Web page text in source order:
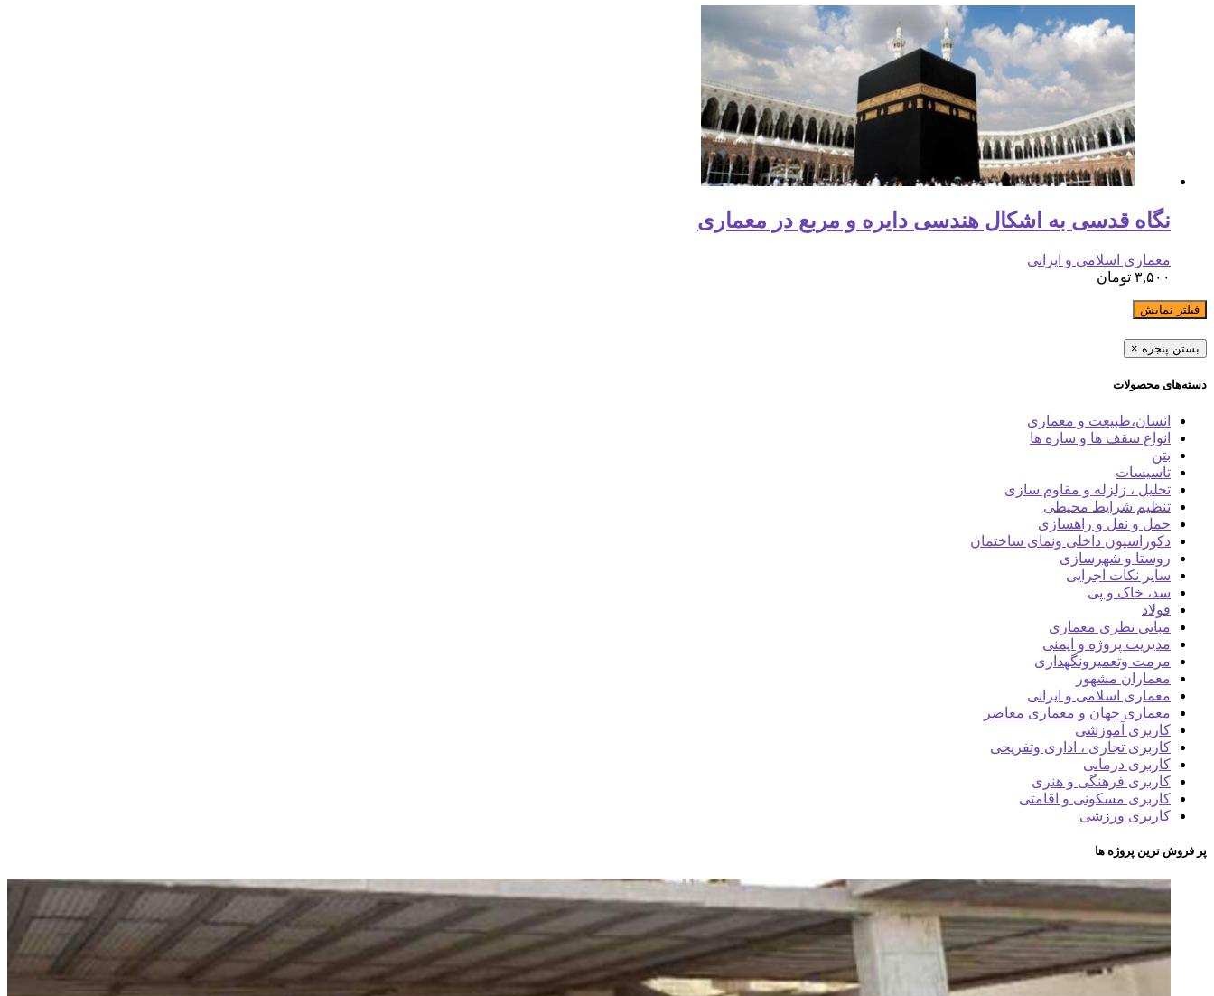
نگاه قدسی به اشکال هندسی دایره و مربع در معماری
معماری اسلامی و ایرانی
۳,۵۰۰ تومان
فیلتر نمایش
بستن پنجره ×
دسته‌های محصولات
انسان،طبیعت و معماری
انواع سقف ها و سازه ها
بتن
تاسیسات
تحلیل ، زلزله و مقاوم سازی
تنظیم شرایط محیطی
حمل و نقل و راهسازی
دکوراسیون داخلی ونمای ساختمان
روستا و شهرسازی
سایر نکات اجرایی
سد، خاک و پی
فولاد
مبانی نظری معماری
مدیریت پروژه و ایمنی
مرمت وتعمیرونگهداری
معماران مشهور
معماری اسلامی و ایرانی
معماری جهان و معماری معاصر
کاربری آموزشی
کاربری تجاری ، اداری وتفریحی
کاربری درمانی
کاربری فرهنگی و هنری
کاربری مسکونی و اقامتی
کاربری ورزشی
پر فروش ترین پروژه ها